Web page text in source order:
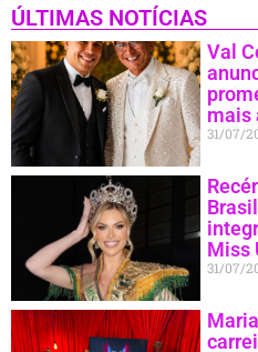
ÚLTIMAS NOTÍCIAS
Val
mais
31/07/
Miss
31/07/